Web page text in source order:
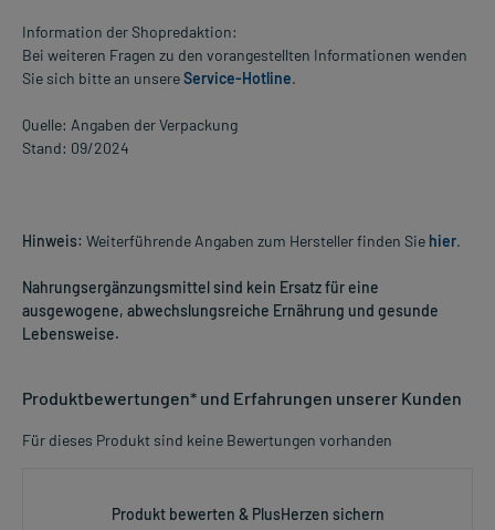
Information der Shopredaktion:
Bei weiteren Fragen zu den vorangestellten Informationen wenden
Sie sich bitte an unsereService-Hotline.
Quelle: Angaben der Verpackung
Stand: 09/2024
Hinweis: Weiterführende Angaben zum Hersteller finden Sie hier.
Nahrungsergänzungsmittel sind kein Ersatz für eine
ausgewogene, abwechslungsreiche Ernährung und gesunde
Lebensweise.
Produktbewertungen* und Erfahrungen unserer Kunden
Für dieses Produkt sind keine Bewertungen vorhanden
Produkt bewerten & PlusHerzen sichern